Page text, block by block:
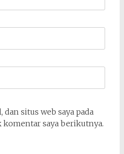
dan situs web saya pada
saya berikutnya.